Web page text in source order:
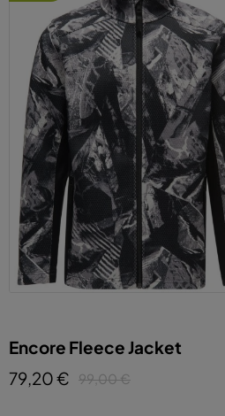
Encore Fleece Jacket
79,20 € 99,00 €